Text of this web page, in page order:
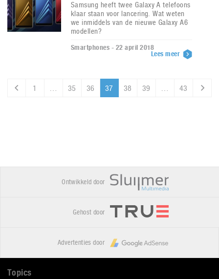
Samsung heeft twee Galaxy A telefoons
klaar staan voor lancering. Wat weten
we inmiddels van de nieuwe Galaxy A6
modellen?
Smartphones - 22 april 2018
Lees meer
1 … 35 36 37 38 39 … 43
Ontwikkeld door
Gehost door
Advertenties door
Topics